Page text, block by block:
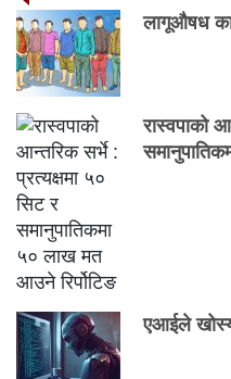
लागूऔषध
रास्वपाको
एआईले